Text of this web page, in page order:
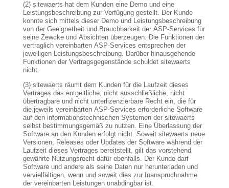
(2) sitewaerts hat dem Kunden eine Demo und eine
Leistungsbeschreibung zur Verfügung gestellt. Der Kunde
konnte sich mittels dieser Demo und Leistungsbeschreibung
von der Geeignetheit und Brauchbarkeit der ASP-Services für
seine Zewcke und Absichten überzeugen. Die Funktionen der
vertraglich vereinbarten ASP-Services entsprechen der
jeweiligen Leistungsbeschreibung. Darüber hinausgehende
Funktionen der Vertragsgegenstände schuldet sitewaerts
nicht.
(3) sitewaerts räumt dem Kunden für die Laufzeit dieses
Vertrages das entgeltliche, nicht ausschließliche, nicht
übertragbare und nicht unterlizenzierbare Recht ein, die für
die jeweils vereinbarten ASP-Services erforderliche Software
auf den informationstechnischen Systemen der sitewaerts
selbst bestimmungsgemäß zu nutzen. Eine Überlassung der
Software an den Kunden erfolgt nicht. Soweit sitewaerts neue
Versionen, Releases oder Updates der Software während der
Laufzeit dieses Vertrages bereitstellt, gilt das vorstehend
gewährte Nutzungsrecht dafür ebenfalls. Der Kunde darf
Software und andere als seine Daten nur herunterladen und
vervielfältigen, wenn und soweit dies zur Inanspruchnahme
der vereinbarten Leistungen unabdingbar ist.